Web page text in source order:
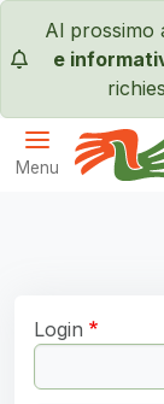
Al prossimo
e
Menu
Login